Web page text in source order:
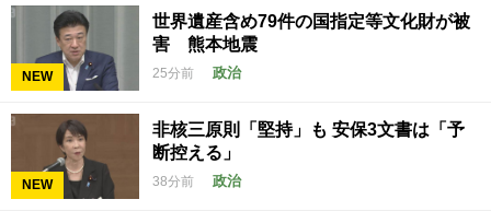
NEW
世界遺産含め79件の国指定等文化財が被
害 熊本地震
25分前 政治
NEW
非核三原則「堅持」も 安保3文書は「予
断控える」
38分前 政治